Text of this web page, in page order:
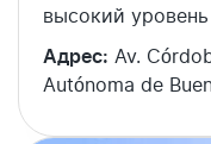
высокий
Адрес: Av.
Autónoma de